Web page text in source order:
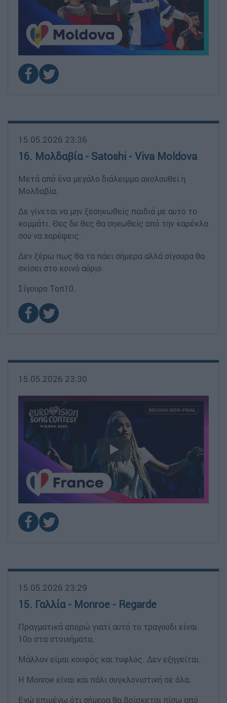
video
15.05.2026 23:36
16. Μολδαβία - Satoshi - Viva Moldova
Μετά από ένα μεγάλο διάλειμμα ακολουθεί η
Μολδαβία.
Δε γίνεται να μην ξεσηκωθείς παιδιά με αυτό το
κομμάτι. Θες δε θες θα σηκωθείς από την καρέκλα
σου να χορέψεις.
Δεν ξέρω πως θα τα πάει σήμερα αλλά σίγουρα θα
σκίσει στο κοινό αύριο.
Σίγουρο Τοπ10.
15.05.2026 23:30
video
15.05.2026 23:29
15. Γαλλία - Monroe - Regarde
Πραγματικά απορώ γιατί αυτό το τραγούδι είναι
10ο στα στοιχήματα.
Μάλλον είμαι κουφός και τυφλός. Δεν εξηγείται.
Η Monroe είναι και πάλι συγκλονιστική σε όλα.
Εγώ επιμένω ότι σήμερα θα βρίσκεται πίσω από